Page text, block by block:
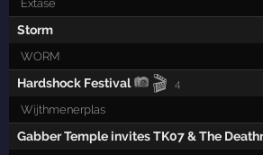
Extase
Storm
WORM
Hardshock Festival 🎬 4
Wijthmenerplas
Gabber Temple invites TK07 & The